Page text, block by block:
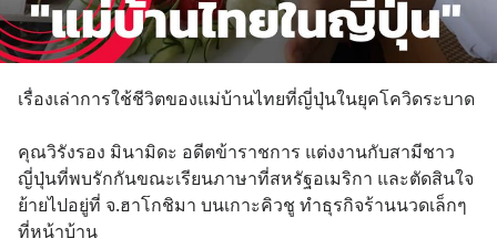
เรื่องเล่าการใช้ชีวิตของแม่บ้านไทยที่ญี่ปุ่นในยุคโควิดระบาด
คุณวิรังรอง มินามิดะ อดีตข้าราชการ แต่งงานกับสามีชาว
ญี่ปุ่นที่พบรักกันขณะเรียนภาษาที่สหรัฐอเมริกา และตัดสินใจ
ย้ายไปอยู่ที่ จ.ฮาโกชิมา บนเกาะคิวชู ทำธุรกิจร้านนวดเล็กๆ
ที่หน้าบ้าน